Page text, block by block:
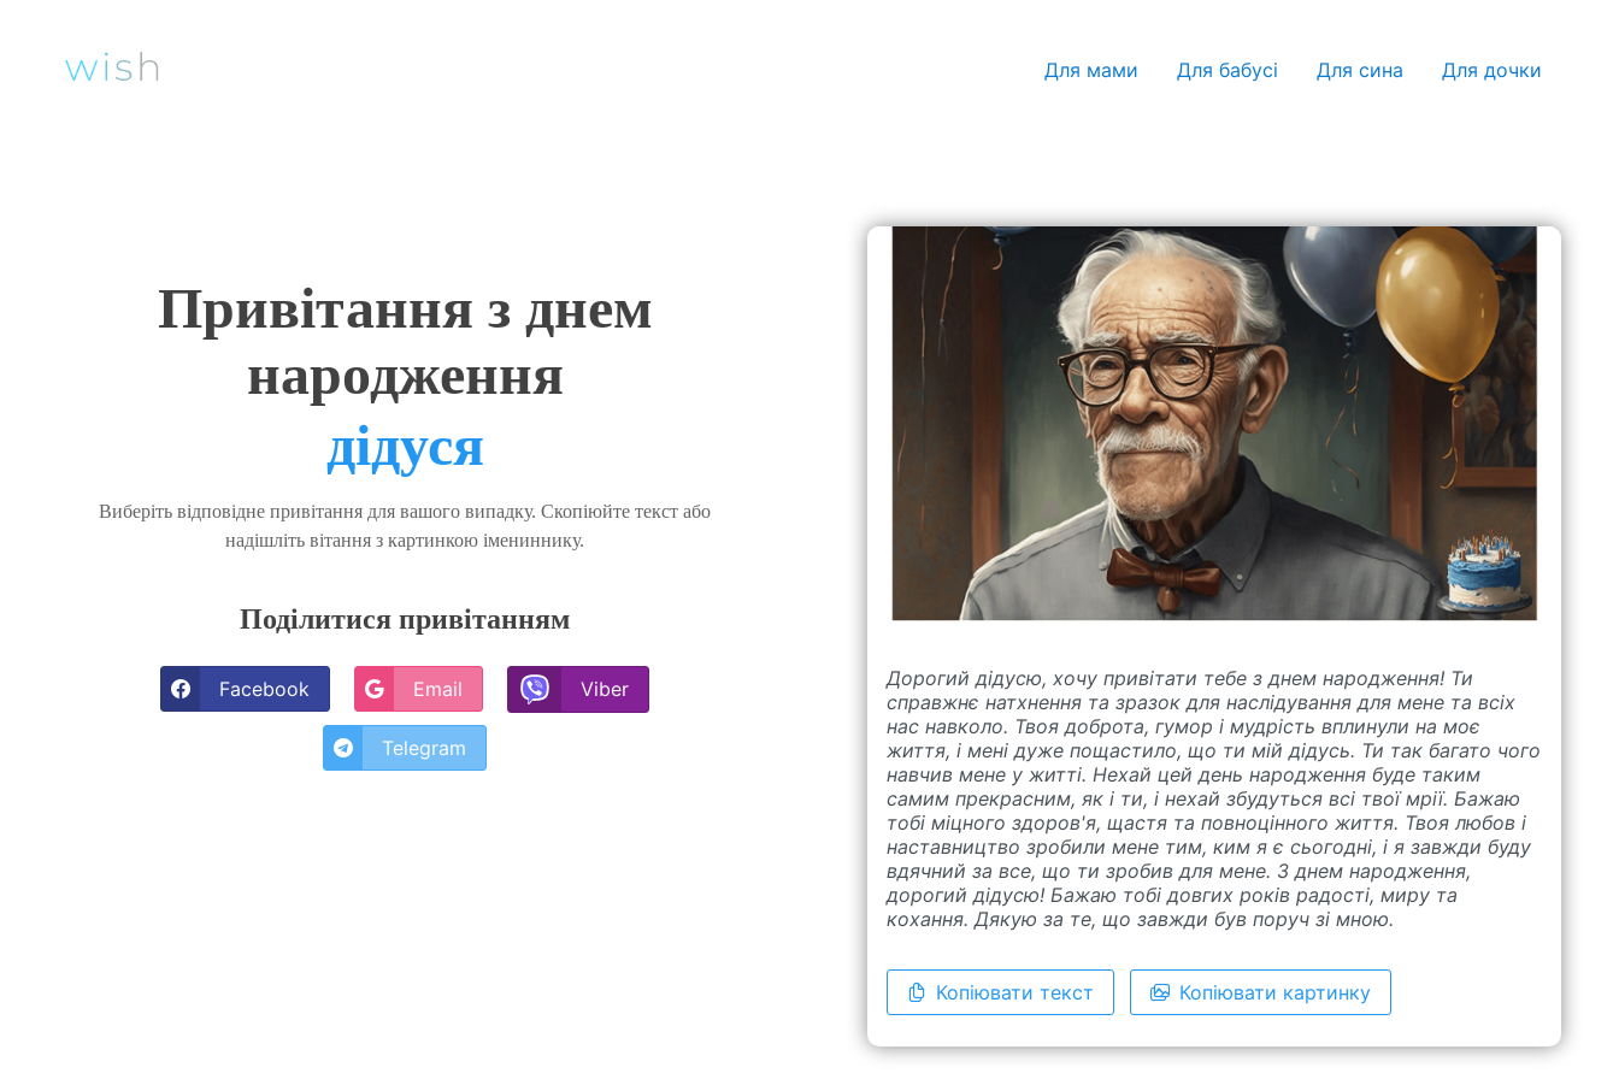
Для мами Для бабусі Для сина Для дочки
Привітання з днем
народження
дідуся
Виберіть відповідне привітання для вашого випадку. Скопіюйте текст або
надішліть вітання з картинкою імениннику.
Поділитися привітанням
Facebook Email Viber
Telegram
Дорогий дідусю, хочу привітати тебе з днем народження! Ти
справжнє натхнення та зразок для наслідування для мене та всіх
нас навколо. Твоя доброта, гумор і мудрість вплинули на моє
життя, і мені дуже пощастило, що ти мій дідусь. Ти так багато чого
навчив мене у житті. Нехай цей день народження буде таким
самим прекрасним, як і ти, і нехай збудуться всі твої мрії. Бажаю
тобі міцного здоров'я, щастя та повноцінного життя. Твоя любов і
наставництво зробили мене тим, ким я є сьогодні, і я завжди буду
вдячний за все, що ти зробив для мене. З днем народження,
дорогий дідусю! Бажаю тобі довгих років радості, миру та
кохання. Дякую за те, що завжди був поруч зі мною.
Копіювати текст Копіювати картинку